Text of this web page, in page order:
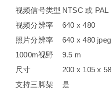
视频信号类型 NTSC 或 PAL
视频分辨率
640 x 480
照片分辨率
640 x 480 jpeg
1000m视野
9.5 m
尺寸
200 x 105 x
支持三脚架
是